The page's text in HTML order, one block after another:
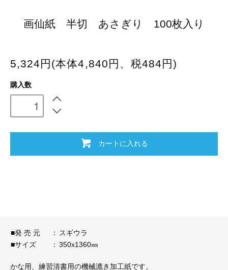
画仙紙 半切 あさぎり 100枚入り
5,324円(本体4,840円、税484円)
購入数
カートに入れる
■発 売 元 ：
スギウラ
■サイズ
： 350x1360㎜
かな用、練習清書用の機械漉き加工紙です。